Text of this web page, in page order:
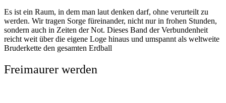
Es ist ein Raum, in dem man laut denken darf, ohne verurteilt zu
werden. Wir tragen Sorge füreinander, nicht nur in frohen Stunden,
sondern auch in Zeiten der Not. Dieses Band der Verbundenheit
reicht weit über die eigene Loge hinaus und umspannt als weltweite
Bruderkette den gesamten Erdball
Freimaurer werden